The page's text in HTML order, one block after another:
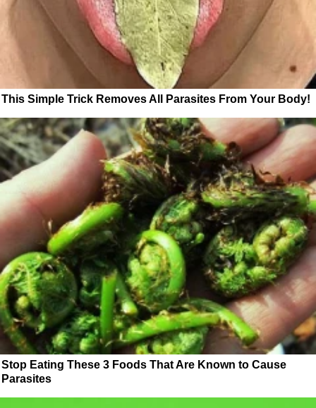
This Simple Trick Removes All Parasites From Your Body!
Stop Eating These 3 Foods That Are Known to Cause
Parasites